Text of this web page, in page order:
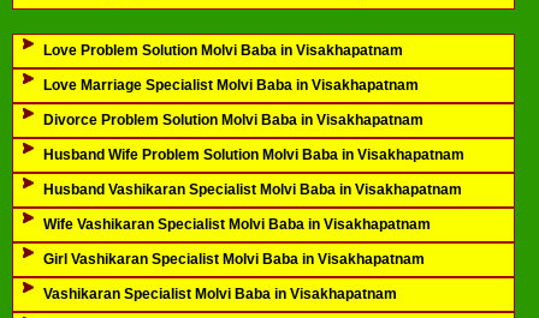
Love Problem Solution Molvi Baba in Visakhapatnam
Love Marriage Specialist Molvi Baba in Visakhapatnam
Divorce Problem Solution Molvi Baba in Visakhapatnam
Husband Wife Problem Solution Molvi Baba in Visakhapatnam
Husband Vashikaran Specialist Molvi Baba in Visakhapatnam
Wife Vashikaran Specialist Molvi Baba in Visakhapatnam
Girl Vashikaran Specialist Molvi Baba in Visakhapatnam
Vashikaran Specialist Molvi Baba in Visakhapatnam